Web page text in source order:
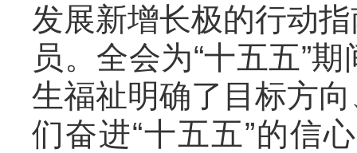
发展新增长极的行动
员。全会为“十五五”
生福祉明确了目标方
们奋进“十五五”的信